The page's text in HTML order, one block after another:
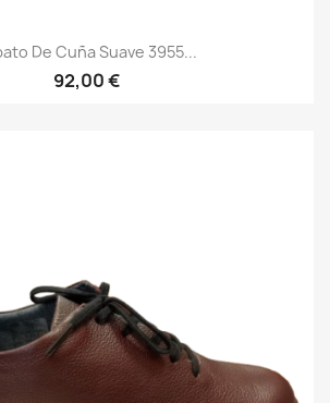
De Cuña Suave 3955...
92,00 €